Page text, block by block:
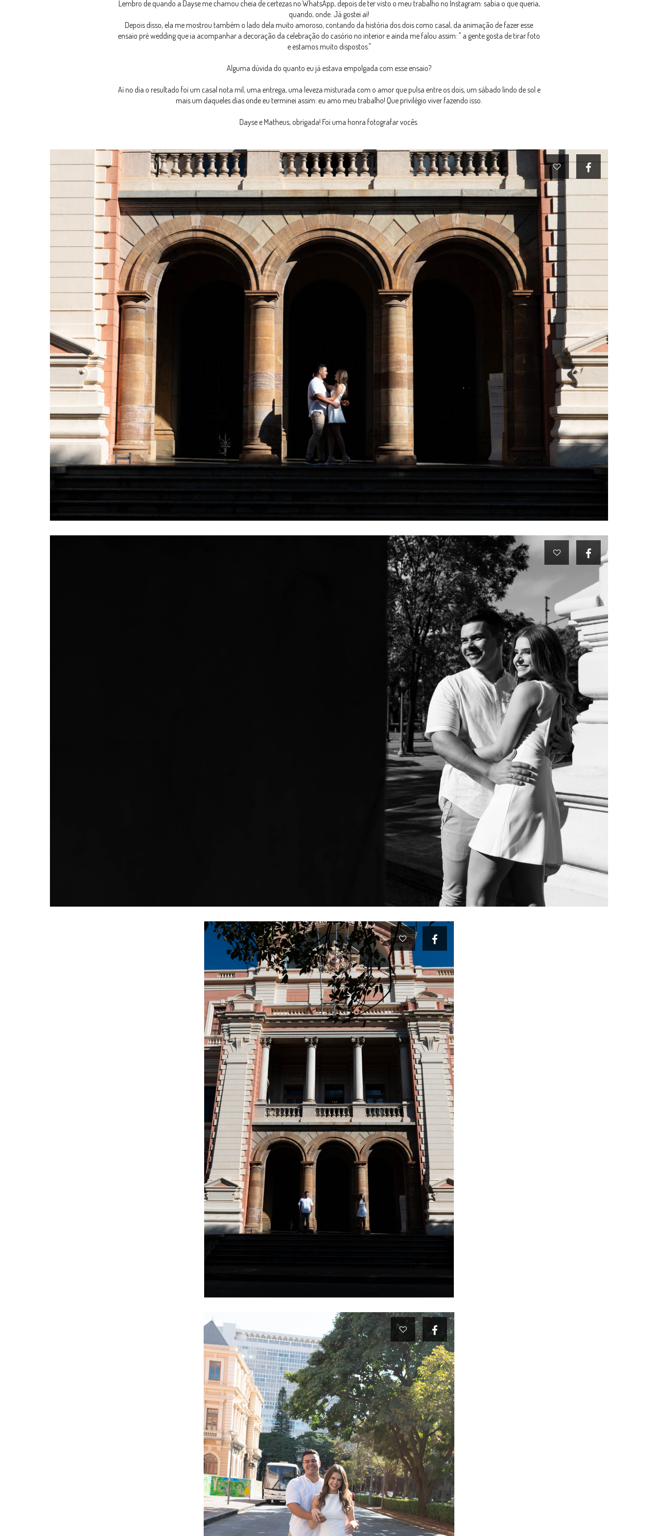
Lembro de quando a Dayse me chamou cheia de certezas no WhatsApp, depois de ter visto o meu trabalho no Instagram: sabia o que queria,
quando, onde. Já gostei aí!
Depois disso, ela me mostrou também o lado dela muito amoroso, contando da história dos dois como casal, da animação de fazer esse
ensaio pré wedding que ia acompanhar a decoração da celebração do casório no interior e ainda me falou assim: " a gente gosta de tirar foto
e estamos muito dispostos."
Alguma dúvida do quanto eu já estava empolgada com esse ensaio?
Aí no dia o resultado foi um casal nota mil, uma entrega, uma leveza misturada com o amor que pulsa entre os dois, um sábado lindo de sol e
mais um daqueles dias onde eu terminei assim: eu amo meu trabalho! Que privilégio viver fazendo isso.
Dayse e Matheus, obrigada! Foi uma honra fotografar vocês.